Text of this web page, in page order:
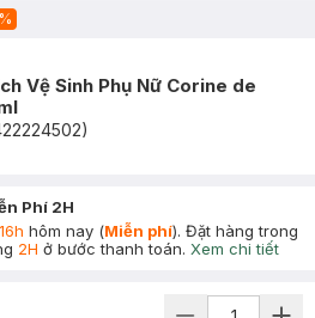
%
Vệ Sinh Phụ Nữ Corine de
)
Phí 2H
16h hôm nay (Miễn phí). Đặt hàng trong
2H ở bước thanh toán. Xem chi tiết